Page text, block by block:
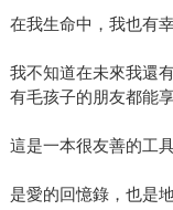
在我生命中，我也有
我不知道在未來我還
有毛孩子的朋友都能
這是一本很友善的工
是愛的回憶錄，也是地